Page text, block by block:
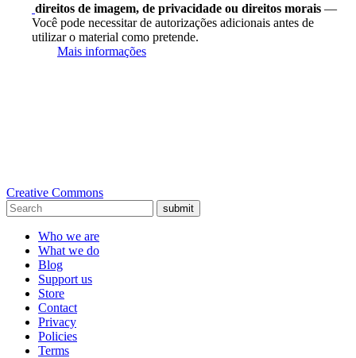
direitos de imagem, de privacidade ou direitos morais —
Você pode necessitar de autorizações adicionais antes de
utilizar o material como pretende.
Mais informações
Creative Commons
submit
Who we are
What we do
Blog
Support us
Store
Contact
Privacy
Policies
Terms